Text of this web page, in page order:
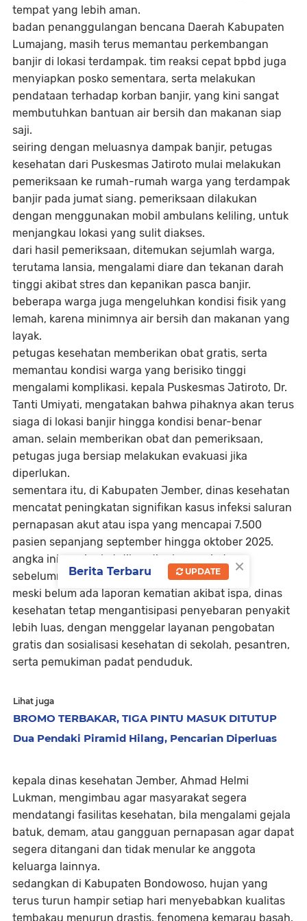
tempat yang lebih aman.
badan penanggulangan bencana Daerah Kabupaten
Lumajang, masih terus memantau perkembangan
banjir di lokasi terdampak. tim reaksi cepat bpbd juga
menyiapkan posko sementara, serta melakukan
pendataan terhadap korban banjir, yang kini sangat
membutuhkan bantuan air bersih dan makanan siap
saji.
seiring dengan meluasnya dampak banjir, petugas
kesehatan dari Puskesmas Jatiroto mulai melakukan
pemeriksaan ke rumah-rumah warga yang terdampak
banjir pada jumat siang. pemeriksaan dilakukan
dengan menggunakan mobil ambulans keliling, untuk
menjangkau lokasi yang sulit diakses.
dari hasil pemeriksaan, ditemukan sejumlah warga,
terutama lansia, mengalami diare dan tekanan darah
tinggi akibat stres dan kepanikan pasca banjir.
beberapa warga juga mengeluhkan kondisi fisik yang
lemah, karena minimnya air bersih dan makanan yang
layak.
petugas kesehatan memberikan obat gratis, serta
memantau kondisi warga yang berisiko tinggi
mengalami komplikasi. kepala Puskesmas Jatiroto, Dr.
Tanti Umiyati, mengatakan bahwa pihaknya akan terus
siaga di lokasi banjir hingga kondisi benar-benar
aman. selain memberikan obat dan pemeriksaan,
petugas juga bersiap melakukan evakuasi jika
diperlukan.
sementara itu, di Kabupaten Jember, dinas kesehatan
mencatat peningkatan signifikan kasus infeksi saluran
pernapasan akut atau ispa yang mencapai 7.500
pasien sepanjang september hingga oktober 2025.
angka ini meningkat dibandingkan periode
sebelumnya yang hanya sekitar 6.700 kasus.
meski belum ada laporan kematian akibat ispa, dinas
kesehatan tetap mengantisipasi penyebaran penyakit
lebih luas, dengan menggelar layanan pengobatan
gratis dan sosialisasi kesehatan di sekolah, pesantren,
serta pemukiman padat penduduk.
Lihat juga
BROMO TERBAKAR, TIGA PINTU MASUK DITUTUP
Dua Pendaki Piramid Hilang, Pencarian Diperluas
kepala dinas kesehatan Jember, Ahmad Helmi
Lukman, mengimbau agar masyarakat segera
mendatangi fasilitas kesehatan, bila mengalami gejala
batuk, demam, atau gangguan pernapasan agar dapat
segera ditangani dan tidak menular ke anggota
keluarga lainnya.
sedangkan di Kabupaten Bondowoso, hujan yang
terus turun hampir setiap hari menyebabkan kualitas
tembakau menurun drastis. fenomena kemarau basah,
×
Berita Terbaru UPDATE